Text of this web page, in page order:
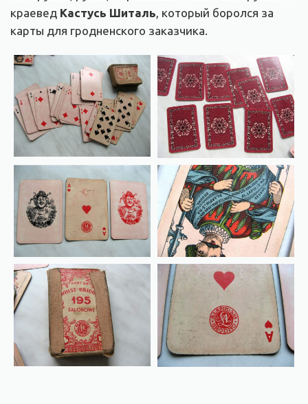
краевед Кастусь Шиталь , который боролся за
карты для гродненского заказчика.